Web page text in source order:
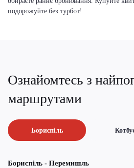
подорожуйте без турбот!
Ознайомтесь з
маршрутами
Бориспіль
Бориспіль - Перемишль